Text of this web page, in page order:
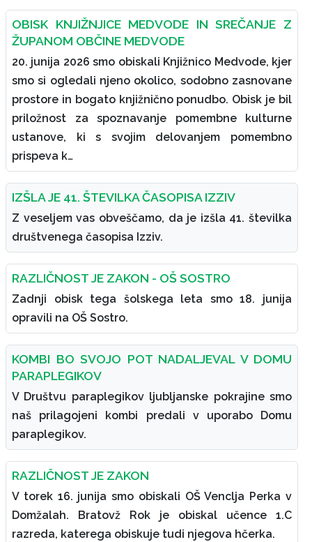
OBISK KNJIŽNJICE MEDVODE IN SREČANJE Z
ŽUPANOM OBČINE MEDVODE
20. junija 2026 smo obiskali Knjižnico Medvode, kjer
smo si ogledali njeno okolico, sodobno zasnovane
prostore in bogato knjižnično ponudbo. Obisk je bil
priložnost za spoznavanje pomembne kulturne
ustanove, ki s svojim delovanjem pomembno
prispeva k…
IZŠLA JE 41. ŠTEVILKA ČASOPISA IZZIV
Z veseljem vas obveščamo, da je izšla 41. številka
društvenega časopisa Izziv.
RAZLIČNOST JE ZAKON - OŠ SOSTRO
Zadnji obisk tega šolskega leta smo 18. junija
opravili na OŠ Sostro.
KOMBI BO SVOJO POT NADALJEVAL V DOMU
PARAPLEGIKOV
V Društvu paraplegikov ljubljanske pokrajine smo
naš prilagojeni kombi predali v uporabo Domu
paraplegikov.
RAZLIČNOST JE ZAKON
V torek 16. junija smo obiskali OŠ Venclja Perka v
Domžalah. Bratovž Rok je obiskal učence 1.C
razreda, katerega obiskuje tudi njegova hčerka.